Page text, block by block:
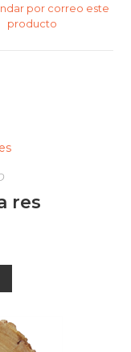
por correo este
producto
res